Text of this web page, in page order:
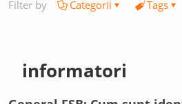
Filter by Categorii Tags
informatori